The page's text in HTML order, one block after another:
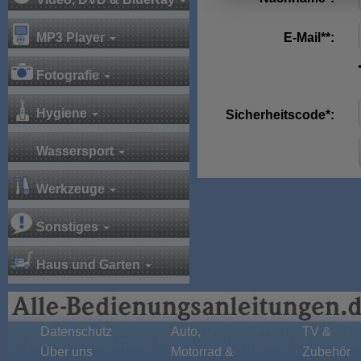
MP3 Player
Fotografie
Hygiene
Wassersport
Werkzeuge
Sonstiges
Haus und Garten
E-Mail**:
Sicherheitscode*:
Datenschutz
Über uns
Auto,
Motorrad &
TV &
Zubehör